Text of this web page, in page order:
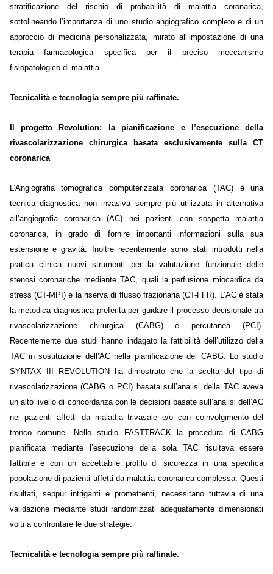
stratificazione del rischio di probabilità di malattia coronarica,
sottolineando l’importanza di uno studio angiografico completo e di un
approccio di medicina personalizzata, mirato all’impostazione di una
terapia farmacologica specifica per il preciso meccanismo
fisiopatologico di malattia.
Tecnicalità e tecnologia sempre più raffinate.
Il progetto Revolution: la pianificazione e l’esecuzione della
rivascolarizzazione chirurgica basata esclusivamente sulla CT
coronarica
L’Angiografia tomografica computerizzata coronarica (TAC) è una
tecnica diagnostica non invasiva sempre più utilizzata in alternativa
all’angiografia coronarica (AC) nei pazienti con sospetta malattia
coronarica, in grado di fornire importanti informazioni sulla sua
estensione e gravità. Inoltre recentemente sono stati introdotti nella
pratica clinica nuovi strumenti per la valutazione funzionale delle
stenosi coronariche mediante TAC, quali la perfusione miocardica da
stress (CT-MPI) e la riserva di flusso frazionaria (CT-FFR). L’AC è stata
la metodica diagnostica preferita per guidare il processo decisionale tra
rivascolarizzazione chirurgica (CABG) e percutanea (PCI).
Recentemente due studi hanno indagato la fattibilità dell’utilizzo della
TAC in sostituzione dell’AC nella pianificazione del CABG. Lo studio
SYNTAX III REVOLUTION ha dimostrato che la scelta del tipo di
rivascolarizzazione (CABG o PCI) basata sull’analisi della TAC aveva
un alto livello di concordanza con le decisioni basate sull’analisi dell’AC
nei pazienti affetti da malattia trivasale e/o con coinvolgimento del
tronco comune. Nello studio FASTTRACK la procedura di CABG
pianificata mediante l’esecuzione della sola TAC risultava essere
fattibile e con un accettabile profilo di sicurezza in una specifica
popolazione di pazienti affetti da malattia coronarica complessa. Questi
risultati, seppur intriganti e promettenti, necessitano tuttavia di una
validazione mediante studi randomizzati adeguatamente dimensionati
volti a confrontare le due strategie.
Tecnicalità e tecnologia sempre più raffinate.